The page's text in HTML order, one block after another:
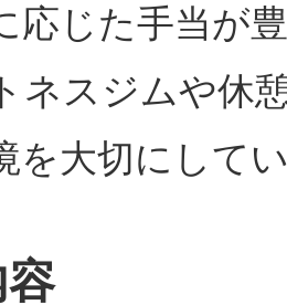
応じた手当が
ネスジムや休
を大切にして